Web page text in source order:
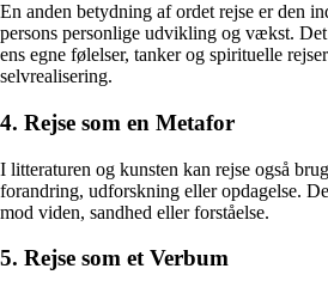
En anden betydning af ordet rejse er den
persons personlige udvikling og vækst.
ens egne følelser, tanker og spirituelle
selvrealisering.
4. Rejse som en Metafor
I litteraturen og kunsten kan rejse også
forandring, udforskning eller opdagelse.
mod viden, sandhed eller forståelse.
5. Rejse som et Verbum